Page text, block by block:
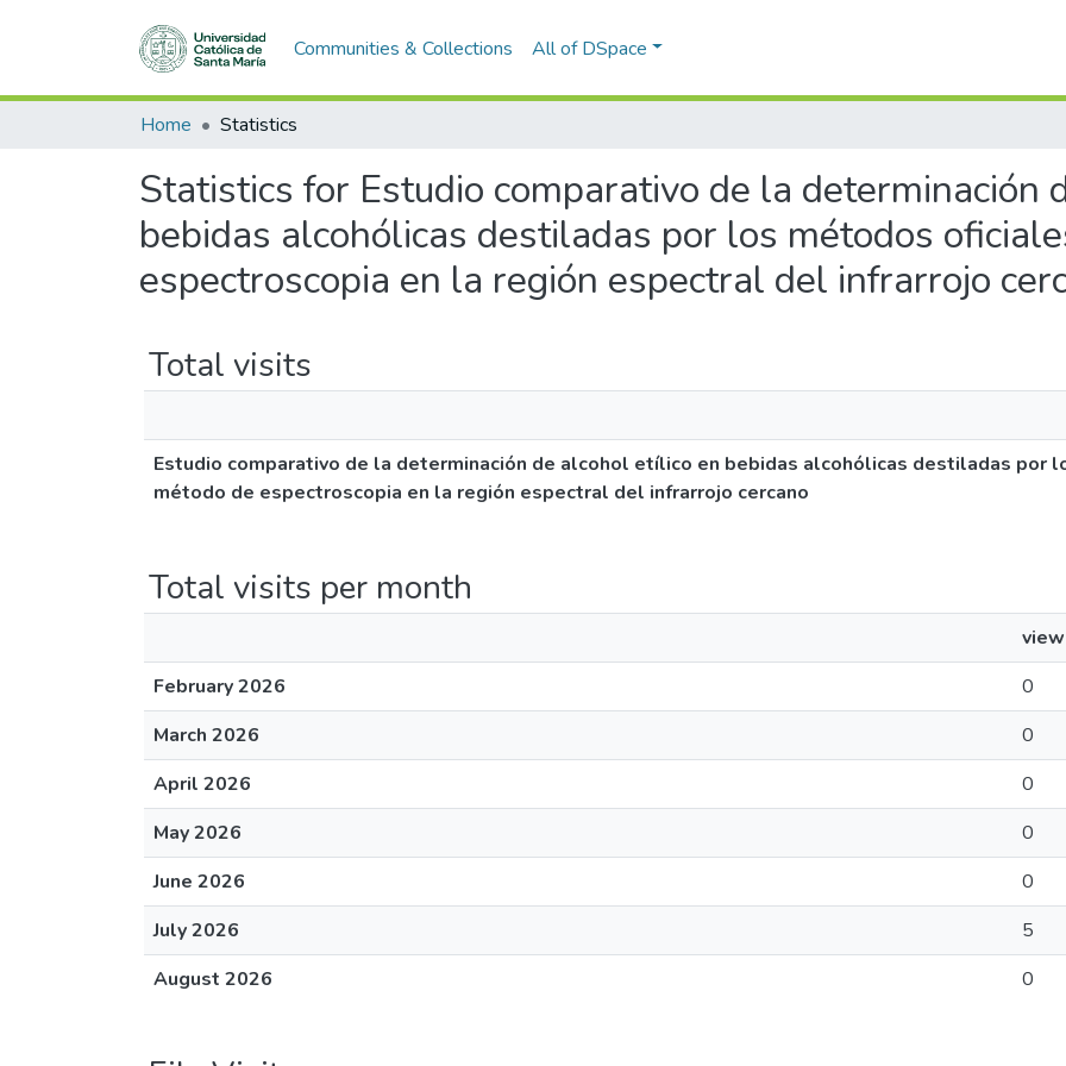
Communities & Collections All of DSpace
Home Statistics
Statistics for Estudio comparativo de la determinación
bebidas alcohólicas destiladas por los métodos
espectroscopia en la región espectral del infrarrojo
Total visits
Estudio comparativo de la determinación de alcohol etílico en bebidas alcohólicas destiladas por
método de espectroscopia en la región espectral del infrarrojo cercano
Total visits per month
February 2026
0
March 2026
0
April 2026
0
May 2026
0
June 2026
0
July 2026
5
August 2026
0